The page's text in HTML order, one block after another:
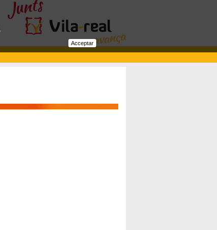
Acceptar